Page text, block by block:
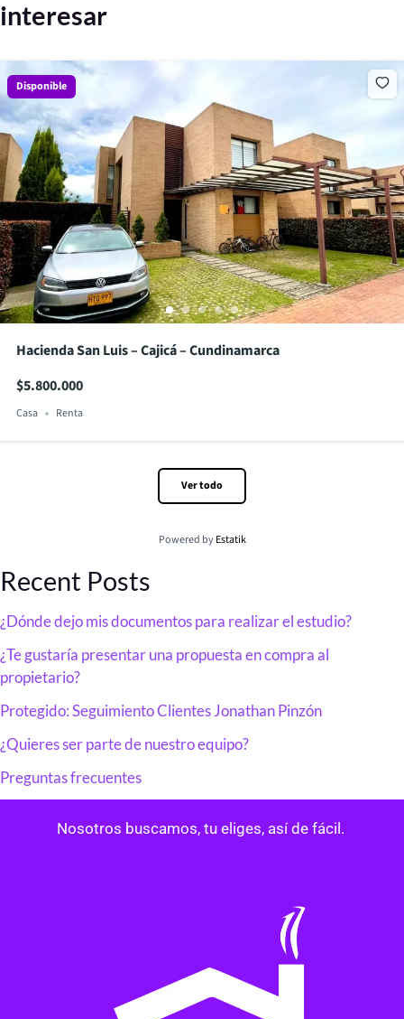
interesar
Disponible
Hacienda San Luis – Cajicá – Cundinamarca
$5.800.000
Casa Renta
Ver todo
Powered byEstatik
Recent Posts
¿Dónde dejo mis documentos para realizar el estudio?
¿Te gustaría presentar una propuesta en compra al
propietario?
Protegido: Seguimiento Clientes Jonathan Pinzón
¿Quieres ser parte de nuestro equipo?
Preguntas frecuentes
Nosotros buscamos, tu eliges, así de fácil.